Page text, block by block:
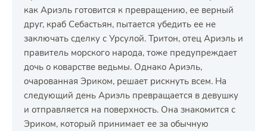
как Ариэль готовится к превращению, ее верный
друг, краб Себастьян, пытается убедить ее не
заключать сделку с Урсулой. Тритон, отец Ариэль и
правитель морского народа, тоже предупреждает
дочь о коварстве ведьмы. Однако Ариэль,
очарованная Эриком, решает рискнуть всем. На
следующий день Ариэль превращается в девушку
и отправляется на поверхность. Она знакомится с
Эриком, который принимает ее за обычную